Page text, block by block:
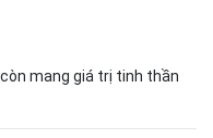
mang giá trị tinh thần